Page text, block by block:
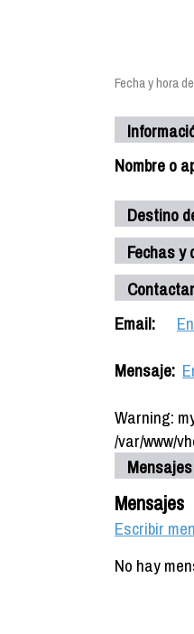
Fecha y hora
Nombre o
Destino
Fechas y
Email:
Mensaje:
Warning:
/var/www/
Mensajes
Escribir
No hay